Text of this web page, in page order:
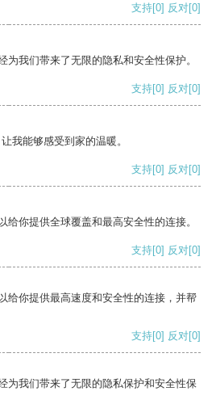
支持[0] 反对[0]
为我们带来了无限的隐私和安全性保护。
支持[0] 反对[0]
我能够感受到家的温暖。
支持[0] 反对[0]
给你提供全球覆盖和最高安全性的连接。
支持[0] 反对[0]
给你提供最高速度和安全性的连接，并帮
支持[0] 反对[0]
为我们带来了无限的隐私保护和安全性保